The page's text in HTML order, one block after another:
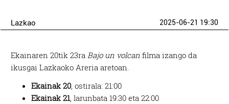
Lazkao 2025-06-21 19:30
Ekainaren 20tik 23raBajo un volcan filma izango da
ikusgai Lazkaoko Areria aretoan.
Ekainak 20, ostirala: 21:00
Ekainak 21, larunbata 19:30 eta 22:00